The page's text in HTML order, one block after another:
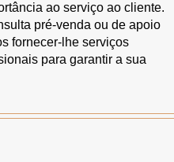
ao serviço ao cliente.
pré-venda ou de apoio
fornecer-lhe serviços
para garantir a sua